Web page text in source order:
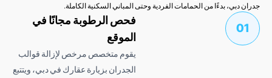
بدءًا من الحمامات الفردية وحتى المباني السكنية الكاملة.
فحص الرطوبة مجانًا في
يقوم متخصص مرخص لإزالة قوالب
الجدران بزيارة عقارك في دبي، ويتتبع